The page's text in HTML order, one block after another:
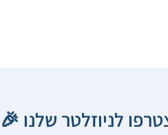
לניוזלטר שלנו 🎉